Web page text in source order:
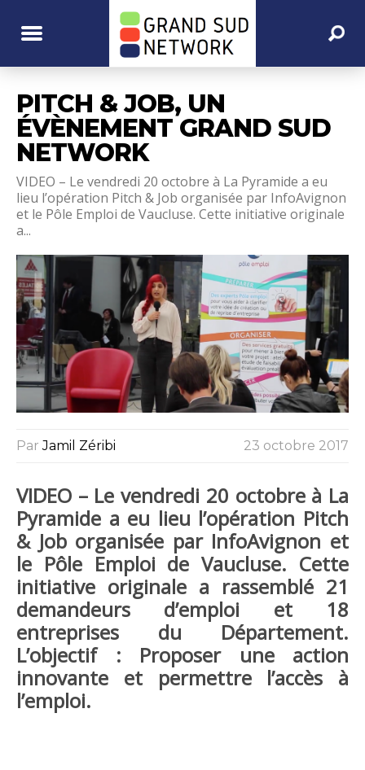
PITCH & JOB, UN
ÉVÈNEMENT GRAND SUD
NETWORK
VIDEO – Le vendredi 20 octobre à La Pyramide a eu
lieu l’opération Pitch & Job organisée par InfoAvignon
et le Pôle Emploi de Vaucluse. Cette initiative originale
a...
ParJamil Zéribi 23 octobre 2017
VIDEO – Le vendredi 20 octobre à La
Pyramide a eu lieu l’opération Pitch
& Job organisée par InfoAvignon et
le Pôle Emploi de Vaucluse. Cette
initiative originale a rassemblé 21
demandeurs d’emploi et 18
entreprises du Département.
L’objectif : Proposer une action
innovante et permettre l’accès à
l’emploi.